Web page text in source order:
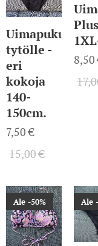
Uimapuku
tytölle -
eri
kokoja
140-
150cm.
7,50€
15,00€
8,50
Ale -50% Ale